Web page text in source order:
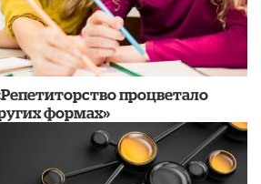
процветало
формах»